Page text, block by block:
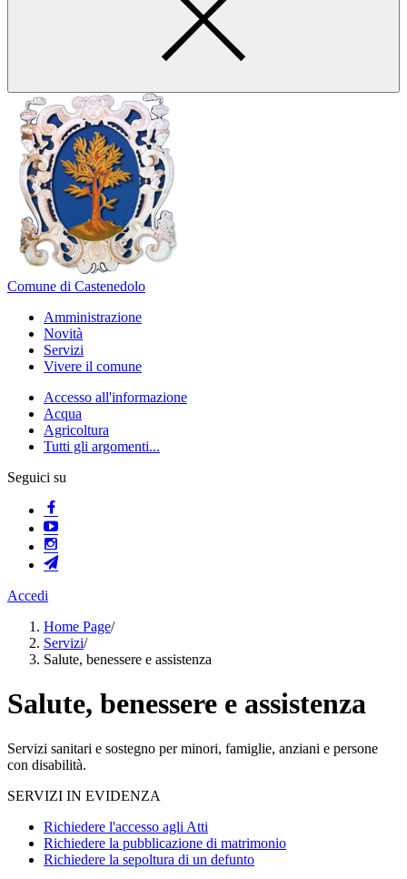
Comune di Castenedolo
Amministrazione
Novità
Servizi
Vivere il comune
Accesso all'informazione
Acqua
Agricoltura
Tutti gli argomenti...
Seguici su
Accedi
Home Page/
Servizi/
Salute, benessere e assistenza
Salute, benessere e assistenza
Servizi sanitari e sostegno per minori, famiglie, anziani e persone
con disabilità.
SERVIZI IN EVIDENZA
Richiedere l'accesso agli Atti
Richiedere la pubblicazione di matrimonio
Richiedere la sepoltura di un defunto